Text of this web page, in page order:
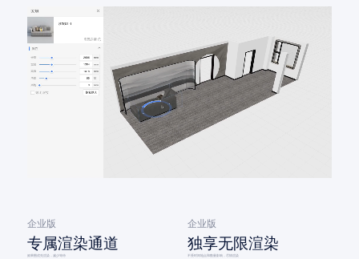
企业版
专属渲染通道
效果图优先渲染，减少等待
企业版
独享无限渲染
不受时间地点和数量影响，尽情渲染